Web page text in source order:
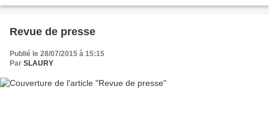
Revue de presse
Publié le 28/07/2015 à 15:15
Par SLAURY